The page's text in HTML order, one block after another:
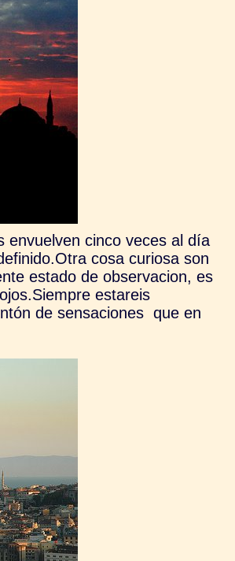
envuelven cinco veces al día
cosa curiosa son
estado de observacion, es
estareis
de sensaciones que en